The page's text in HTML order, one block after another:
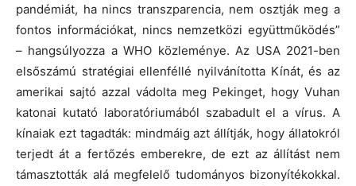
pandémiát, ha nincs transzparencia, nem osztják meg a
fontos információkat, nincs nemzetközi együttműködés”
– hangsúlyozza a WHO közleménye. Az USA 2021-ben
elsőszámú stratégiai ellenféllé nyilvánította Kínát, és az
amerikai sajtó azzal vádolta meg Pekinget, hogy Vuhan
katonai kutató laboratóriumából szabadult el a vírus. A
kínaiak ezt tagadták: mindmáig azt állítják, hogy állatokról
terjedt át a fertőzés emberekre, de ezt az állítást nem
támasztották alá megfelelő tudományos bizonyítékokkal.